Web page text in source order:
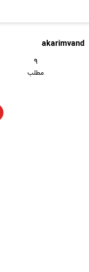
akarimvand
۹
مطلب